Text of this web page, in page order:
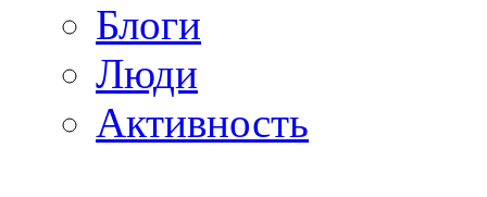
Блоги
Люди
Активность